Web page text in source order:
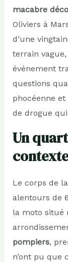
macabre
Oliviers à
d’une
terrain
événement
questions
phocéenne
de drogue
Un
Le corps de
alentours de
la moto situé
pompiers,
n’ont pu que